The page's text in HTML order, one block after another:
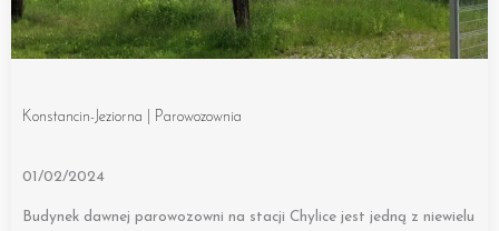
Konstancin-Jeziorna | Parowozownia
01/02/2024
Budynek dawnej parowozowni na stacji Chylice jest jedną z niewielu